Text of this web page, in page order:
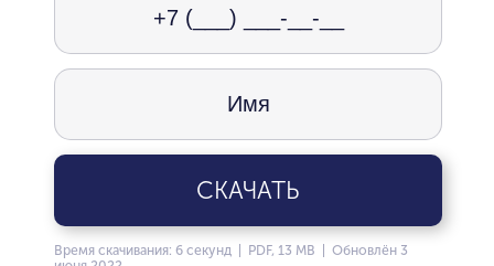
СКАЧАТЬ
Время скачивания: 6 секунд | PDF, 13 MB | Обновлён 3